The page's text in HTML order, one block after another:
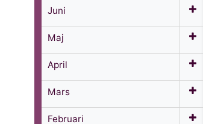
Juni
Maj
April
Mars
Februari